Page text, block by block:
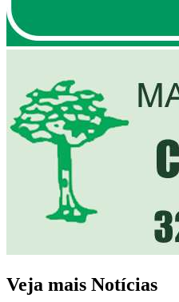
Veja mais Notícias